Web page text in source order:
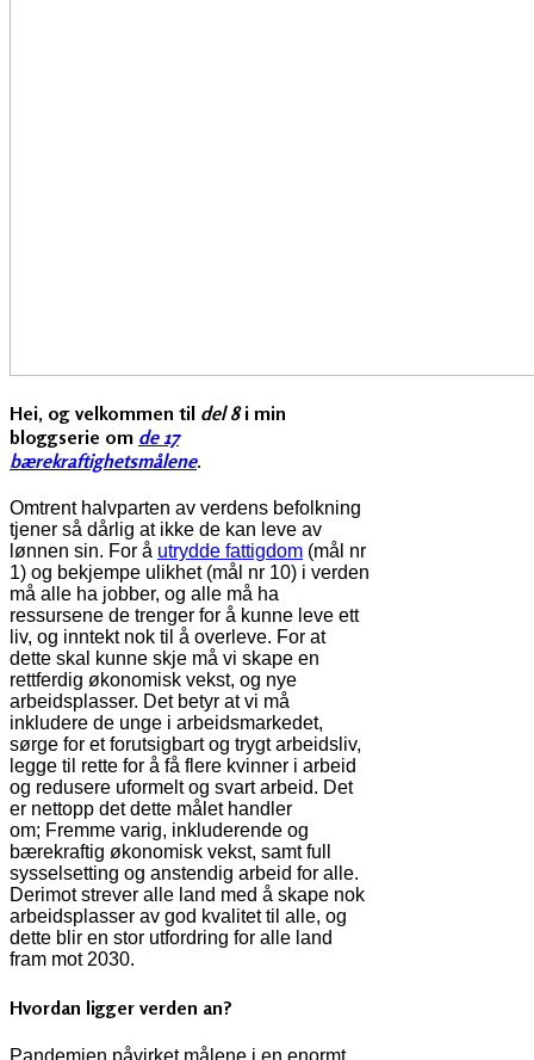
Hei, og velkommen til del 8i min
bloggserie om de 17
bærekraftighetsmålene.
Omtrent halvparten av verdens befolkning
tjener så dårlig at ikke de kan leve av
lønnen sin. For å utrydde fattigdom (mål nr
1) og bekjempe ulikhet (mål nr 10) i verden
må alle ha jobber, og alle må ha
ressursene de trenger for å kunne leve ett
liv, og inntekt nok til å overleve. For at
dette skal kunne skje må vi skape en
rettferdig økonomisk vekst, og nye
arbeidsplasser. Det betyr at vi må
inkludere de unge i arbeidsmarkedet,
sørge for et forutsigbart og trygt arbeidsliv,
legge til rette for å få flere kvinner i arbeid
og redusere uformelt og svart arbeid. Det
er nettopp det dette målet handler
om; Fremme varig, inkluderende og
bærekraftig økonomisk vekst, samt full
sysselsetting og anstendig arbeid for alle.
Derimot strever alle land med å skape nok
arbeidsplasser av god kvalitet til alle, og
dette blir en stor utfordring for alle land
fram mot 2030.
Hvordan ligger verden an?
Pandemien påvirket målene i en enormt